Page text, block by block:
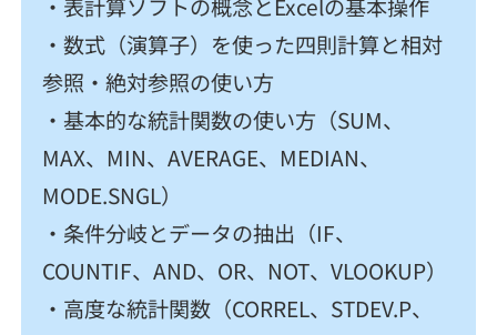
・表計算ソフトの概念とExcelの基本操作
・数式（演算子）を使った四則計算と相対
参照・絶対参照の使い方
・基本的な統計関数の使い方（SUM、
MAX、MIN、AVERAGE、MEDIAN、
MODE.SNGL）
・条件分岐とデータの抽出（IF、
COUNTIF、AND、OR、NOT、VLOOKUP）
・高度な統計関数（CORREL、STDEV.P、